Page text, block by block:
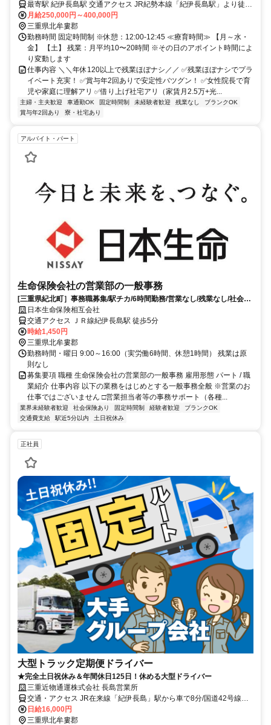
最寄駅 紀伊長島駅 交通アクセス JR紀勢本線「紀伊長島駅」より徒歩
約8分／車で約2分 〇交通費支給（社内規定あり） 〇車通勤OK（駐車
場あり） 〇自転車通勤OK 〇自転車通勤OK ★グループ療育を行って
いるお隣の施設に 週に1回、または隔週1回程度の頻度で お手伝いに
行きます。
月給250,000円～400,000円
三重県北牟婁郡
勤務時間 固定時間制 ※休憩：12:00-12:45 ≪療育時間≫ 【月～水・
金】 【土】 残業：月平均10〜20時間 ※その日のアポイント時間によ
り変動します
仕事内容 ＼＼年休120以上で残業ほぼナシ／／ ✅残業ほぼナシでプラ
イベート充実！ ✅賞与年2回ありで安定性バツグン！ ✅女性院長で育
児や家庭に理解アリ ✅借り上げ社宅アリ（家賃月2.5万+光...
主婦・主夫歓迎 車通勤OK 固定時間制 未経験者歓迎 残業なし
ブランクOK
賞与年2回あり
寮・社宅あり
アルバイト・パート
生命保険会社の営業部の一般事務
[三重県紀北町］事務職募集/駅チカ/6時間勤務/営業なし/残業なし/社会保
険完備日本生命保険相互会社
交通アクセス ＪＲ線紀伊長島駅 徒歩5分
時給1,450円
三重県北牟婁郡
勤務時間・曜日 9:00～16:00（実労働6時間、休憩1時間） 残業は原
則なし
募集要項 職種 生命保険会社の営業部の一般事務 雇用形態 パート / 職
業紹介 仕事内容 以下の業務をはじめとする一般事務全般 ※営業のお
仕事ではございません □営業担当者等の事務サポート（各種...
業界未経験者歓迎 社会保険あり 固定時間制 経験者歓迎
ブランクOK
交通費支給
駅近5分以内 土日祝休み
正社員
⼤型トラック定期便ドライバー
★完全土日祝休み＆年間休日125日！休める大型ドライバー
三重近物通運株式会社 長島営業所
交通・アクセス JR在来線「紀伊長島」駅から車で8分/国道42号線沿
い
日給16,000円
三重県北牟婁郡